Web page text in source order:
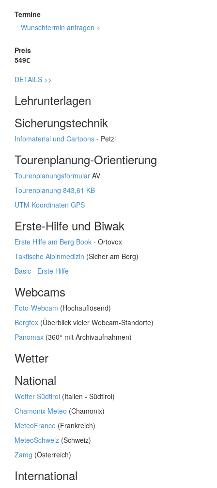
Termine
Wunschtermin anfragen »
Preis
549€
DETAILS >>
Lehrunterlagen
Sicherungstechnik
Infomaterial und Cartoons - Petzl
Tourenplanung-Orientierung
Tourenplanungsformular AV
Tourenplanung 843,61 KB
UTM Koordinaten GPS
Erste-Hilfe und Biwak
Erste Hilfe am Berg Book - Ortovox
Taktische Alpinmedizin (Sicher am Berg)
Basic - Erste Hilfe
Webcams
Foto-Webcam (Hochauflösend)
Bergfex (Überblick vieler Webcam-Standorte)
Panomax (360° mit Archivaufnahmen)
Wetter
National
Wetter Südtirol (Italien - Südtirol)
Chamonix Meteo (Chamonix)
MeteoFrance (Frankreich)
MeteoSchweiz (Schweiz)
Zamg (Österreich)
International